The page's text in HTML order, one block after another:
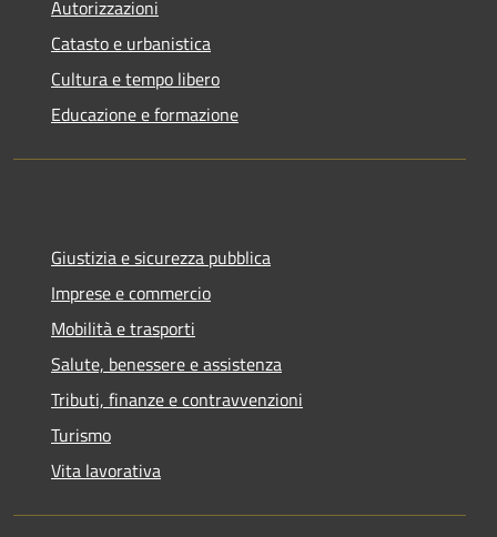
Autorizzazioni
Catasto e urbanistica
Cultura e tempo libero
Educazione e formazione
Giustizia e sicurezza pubblica
Imprese e commercio
Mobilità e trasporti
Salute, benessere e assistenza
Tributi, finanze e contravvenzioni
Turismo
Vita lavorativa